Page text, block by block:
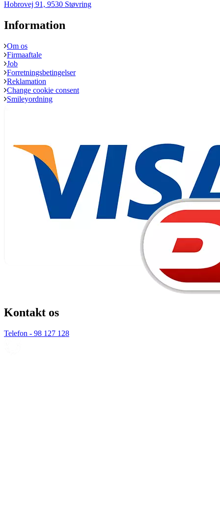
Hobrovej 91, 9530 Støvring
Information
Om os
Firmaaftale
Job
Forretningsbetingelser
Reklamation
Change cookie consent
Smileyordning
Kontakt os
Telefon - 98 127 128